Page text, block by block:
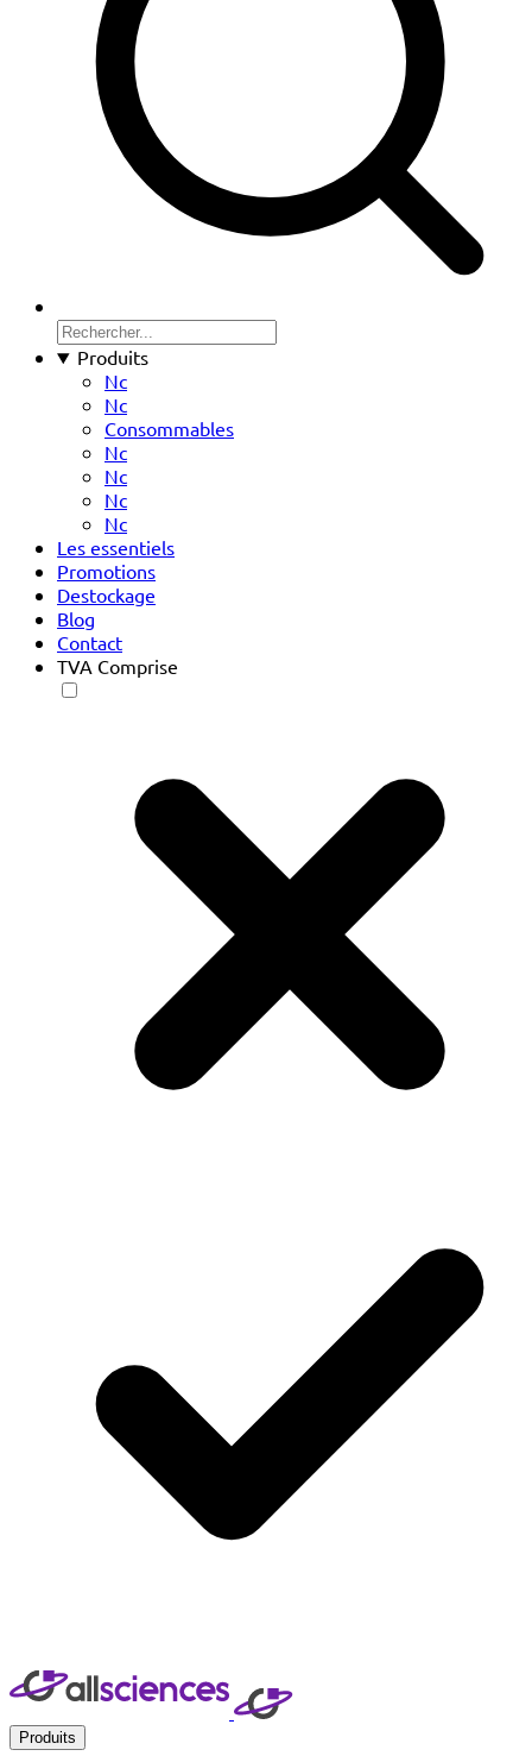
Produits
Nc
Nc
Consommables
Nc
Nc
Nc
Nc
Les essentiels
Promotions
Destockage
Blog
Contact
TVA Comprise
Produits